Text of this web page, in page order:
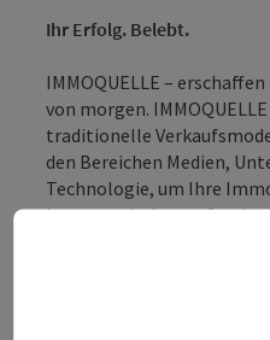
Ihr Erfolg. Belebt.
IMMOQUELLE –
von morgen.
traditionelle
den Bereichen Medien,
Technologie, um Ihre
kompromisslosem
Reichweite zu
allem und jedem steckt.
was offen vor uns liegt,
sei es in einer Person,